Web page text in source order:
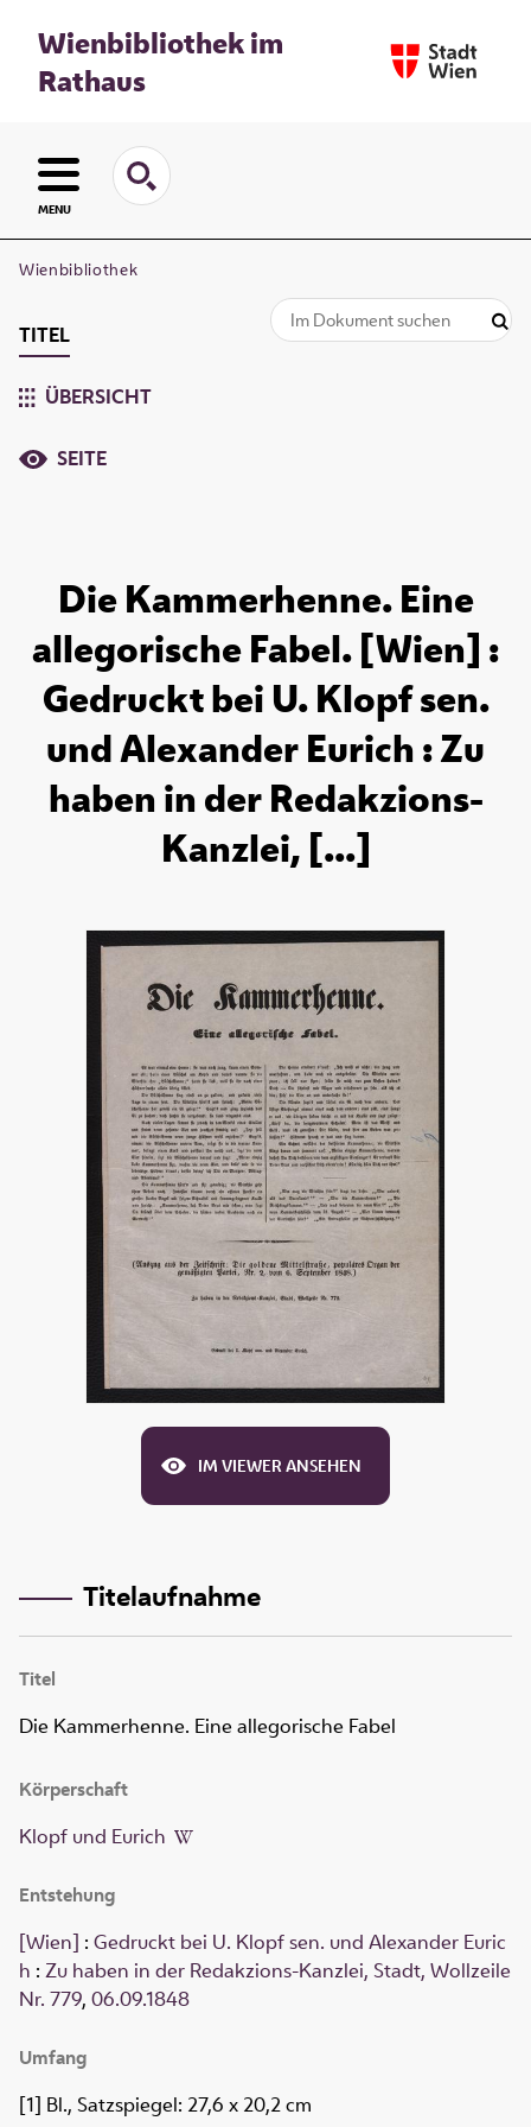
Wienbibliothek im
Rathaus
MENU
Wienbibliothek
TITEL
ÜBERSICHT
SEITE
Die Kammerhenne. Eine
allegorische Fabel. [Wien] :
Gedruckt bei U. Klopf sen.
und Alexander Eurich : Zu
haben in der Redakzions-
Kanzlei, [...]
IM VIEWER ANSEHEN
Titelaufnahme
Titel
Die Kammerhenne. Eine allegorische Fabel
Körperschaft
Klopf und Eurich
Entstehung
[Wien] : Gedruckt bei U. Klopf sen. und Alexander Euric
h : Zu haben in der Redakzions-Kanzlei, Stadt, Wollzeile
Nr. 779, 06.09.1848
Umfang
[1] Bl., Satzspiegel: 27,6 x 20,2 cm